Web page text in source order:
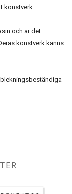
konstverk.
och är det
konstverk känns